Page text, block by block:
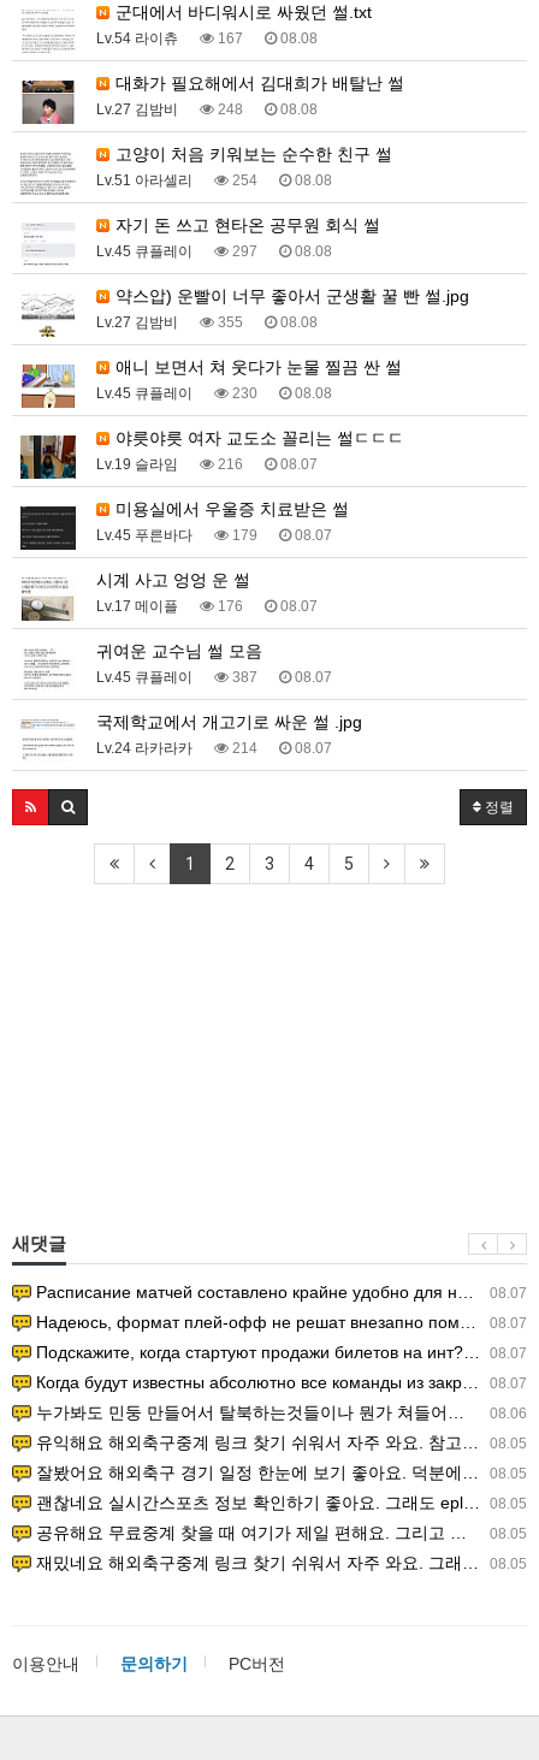
군대에서 바디워시로 싸웠던 썰.txt
Lv.54 라이츄 167 08.08
대화가 필요해에서 김대희가 배탈난 썰
Lv.27 김밤비 248 08.08
고양이 처음 키워보는 순수한 친구 썰
Lv.51 아라셀리 254 08.08
자기 돈 쓰고 현타온 공무원 회식 썰
Lv.45 큐플레이 297 08.08
약스압) 운빨이 너무 좋아서 군생활 꿀 빤 썰.jpg
Lv.27 김밤비 355 08.08
애니 보면서 쳐 웃다가 눈물 찔끔 싼 썰
Lv.45 큐플레이 230 08.08
야릇야릇 여자 교도소 꼴리는 썰ㄷㄷㄷ
Lv.19 슬라임 216 08.07
미용실에서 우울증 치료받은 썰
Lv.45 푸른바다 179 08.07
시계 사고 엉엉 운 썰
Lv.17 메이플 176 08.07
귀여운 교수님 썰 모음
Lv.45 큐플레이 387 08.07
국제학교에서 개고기로 싸운 썰 .jpg
Lv.24 라카라카 214 08.07
정렬
1 2 3 4 5
새댓글
08.07
Расписание матчей составлено крайне удобно для нашего часово…
08.07
Надеюсь, формат плей-офф не решат внезапно поменять. https:/…
08.07
Подскажите, когда стартуют продажи билетов на инт? https://g…
08.07
Когда будут известны абсолютно все команды из закрытых квали…
08.06
누가봐도 민둥 만들어서 탈북하는것들이나 뭔가 쳐들어오는 낌새를 미리 알아차리기 위함이지 저걸 전쟁준비라고 하…
08.05
유익해요 해외축구중계 링크 찾기 쉬워서 자주 와요. 참고로 무료스포츠중계 정보 확인할 때 출처 꼭 체크해요.…
08.05
잘봤어요 해외축구 경기 일정 한눈에 보기 좋아요. 덕분에 epl중계 볼 때 공식 중계 채널 먼저 찾아봐요. …
08.05
괜찮네요 실시간스포츠 정보 확인하기 좋아요. 그래도 epl중계 볼 때 공식 중계 채널 먼저 찾아봐요. 북마크…
08.05
공유해요 무료중계 찾을 때 여기가 제일 편해요. 그리고 무료스포츠중계 정보 확인할 때 출처 꼭 체크해요. 앞…
08.05
재밌네요 해외축구중계 링크 찾기 쉬워서 자주 와요. 그래서 해외축구중계도 정식 서비스로 봐야 안전해요. 다음…
이용안내 문의하기 PC버전